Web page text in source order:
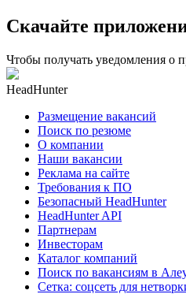
Скачайте
Чтобы получать уведомления о
HeadHunter
Размещение вакансий
Поиск по резюме
О компании
Наши вакансии
Реклама на сайте
Требования к ПО
Безопасный HeadHunter
HeadHunter API
Партнерам
Инвесторам
Каталог компаний
Поиск по вакансиям в
Сетка: соцсеть для